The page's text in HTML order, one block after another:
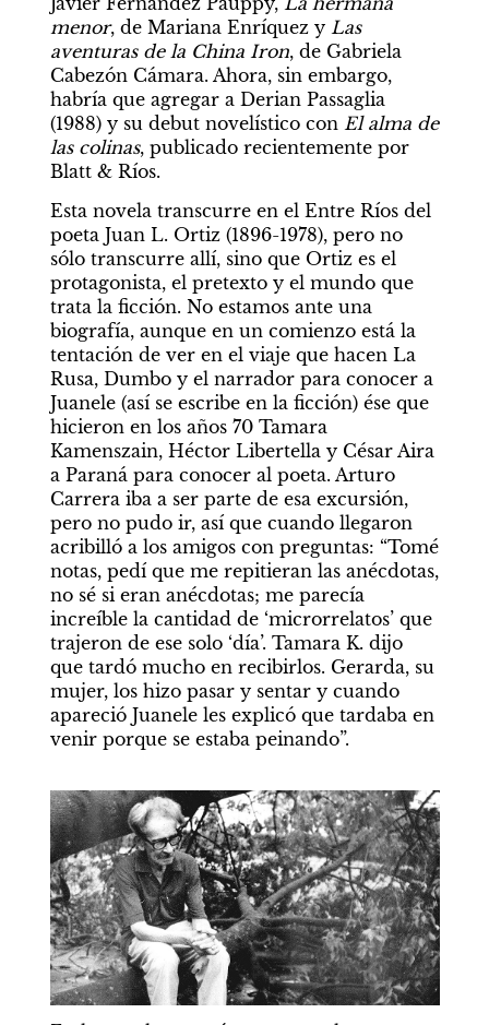
menor, de Mariana Enríquez y Las
aventuras de la China Iron, de Gabriela
Cabezón Cámara. Ahora, sin embargo,
habría que agregar a Derian Passaglia
(1988) y su debut novelístico con El alma de
las colinas, publicado recientemente por
Blatt & Ríos.
Esta novela transcurre en el Entre Ríos del
poeta Juan L. Ortiz (1896-1978), pero no
sólo transcurre allí, sino que Ortiz es el
protagonista, el pretexto y el mundo que
trata la ficción. No estamos ante una
biografía, aunque en un comienzo está la
tentación de ver en el viaje que hacen La
Rusa, Dumbo y el narrador para conocer a
Juanele (así se escribe en la ficción) ése que
hicieron en los años 70 Tamara
Kamenszain, Héctor Libertella y César Aira
a Paraná para conocer al poeta. Arturo
Carrera iba a ser parte de esa excursión,
pero no pudo ir, así que cuando llegaron
acribilló a los amigos con preguntas: “Tomé
notas, pedí que me repitieran las anécdotas,
no sé si eran anécdotas; me parecía
increíble la cantidad de ‘microrrelatos’ que
trajeron de ese solo ‘día’. Tamara K. dijo
que tardó mucho en recibirlos. Gerarda, su
mujer, los hizo pasar y sentar y cuando
apareció Juanele les explicó que tardaba en
venir porque se estaba peinando”.